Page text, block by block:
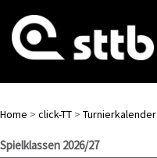
Home > click-TT > Turnierkalender
Spielklassen 2026/27